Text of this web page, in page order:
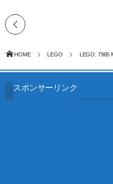
HOME LEGO LEGO: 7965
スポンサーリンク